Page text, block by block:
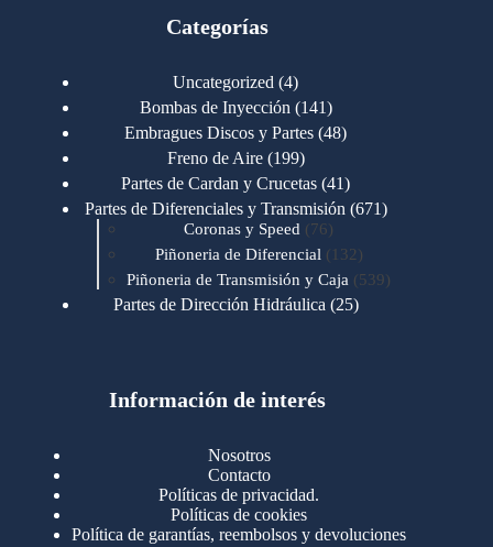
Categorías
Uncategorized 44
productos
Bombas de Inyección 141141
productos
Embragues Discos y Partes 4848
Freno de Aire 199199
productos
Partes de Cardan y Crucetas 4141
productos
Partes de Diferenciales y Transmisión 671671
Coronas y Speed 7676
productos
Piñoneria de Diferencial 132 132
productos
Piñoneria de Transmisión y Caja 539539
Partes de Dirección Hidráulica 2525
Motores Cummins 723
Cummins B/C 855
Cummins ISF
Cummins ISM
productos
Cummins ISX 100100
Información de interés
Nosotros
Contacto
Políticas de privacidad.
Políticas de cookies
Política de garantías, reembolsos y devoluciones